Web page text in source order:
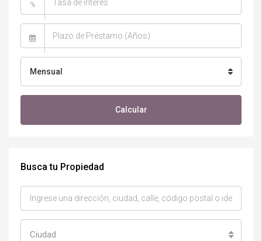
%
Mensual
Calcular
Busca tu Propiedad
Ciudad